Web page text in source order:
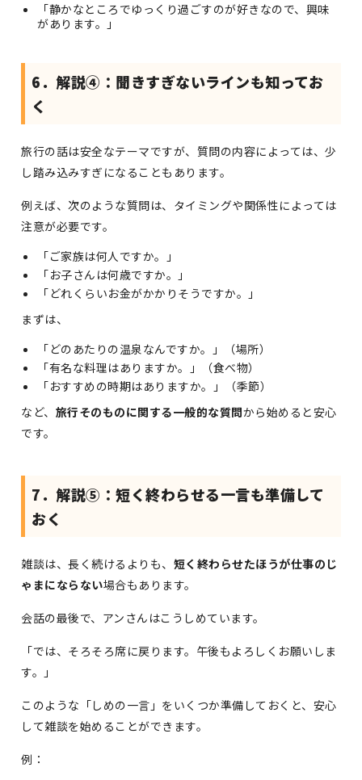
「静かなところでゆっくり過ごすのが好きなので、興味
があります。」
6．解説④：聞きすぎないラインも知ってお
く
旅行の話は安全なテーマですが、質問の内容によっては、少
し踏み込みすぎになることもあります。
例えば、次のような質問は、タイミングや関係性によっては
注意が必要です。
「ご家族は何人ですか。」
「お子さんは何歳ですか。」
「どれくらいお金がかかりそうですか。」
まずは、
「どのあたりの温泉なんですか。」（場所）
「有名な料理はありますか。」（食べ物）
「おすすめの時期はありますか。」（季節）
など、 旅行そのものに関する一般的な質問から始めると安心
です。
7．解説⑤：短く終わらせる一言も準備して
おく
雑談は、長く続けるよりも、 短く終わらせたほうが仕事のじ
ゃまにならない場合もあります。
会話の最後で、アンさんはこうしめています。
「では、そろそろ席に戻ります。午後もよろしくお願いしま
す。」
このような「しめの一言」をいくつか準備しておくと、安心
して雑談を始めることができます。
例：